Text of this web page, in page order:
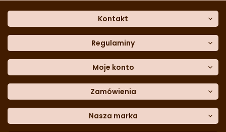
Kontakt
Dane kontaktowe
Często zadawane pytania
Sklep stacjonarny
Formularz kontaktowy
Blog
telefon:601 767 272
Regulaminy
Polityka prywatności
Polityka cookies
Polityka reklamacji
Polityka zwrotów
Dostępność cyfrowa
Moje konto
Moje dane
Historia zamówień
Lista ulubionych
Moje rabaty
Zamówienia
Metody płatności
Dane do przelewu
Nasza marka